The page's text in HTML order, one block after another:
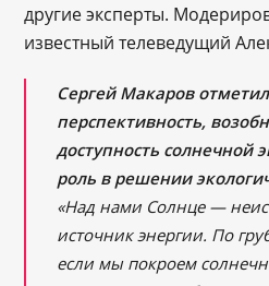
другие эксперты.
известный телеведущий
Сергей Макаров
перспективность,
доступность солнечной
роль в решении
«Над нами Солнце —
источник энергии. По
если мы покроем